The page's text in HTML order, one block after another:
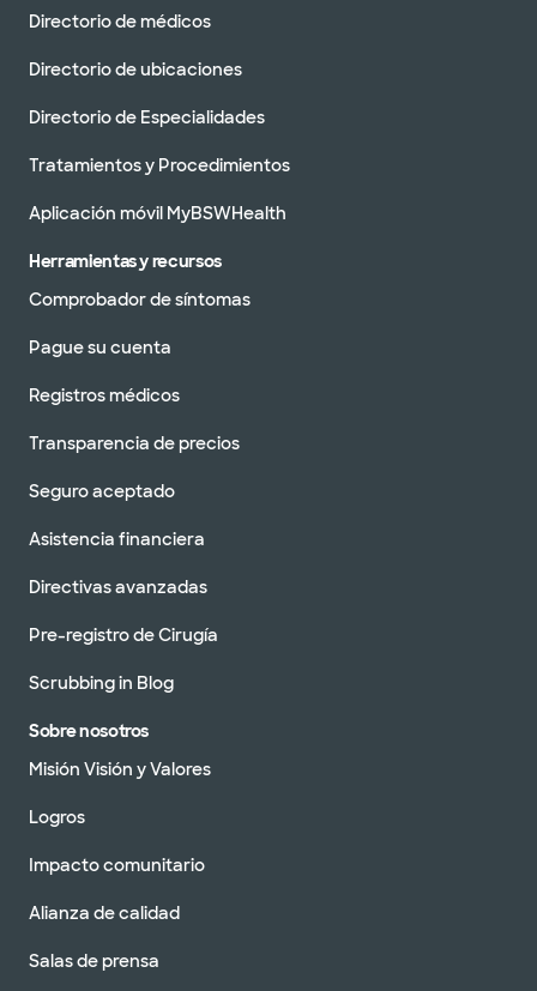
Directorio de médicos
Directorio de ubicaciones
Directorio de Especialidades
Tratamientos y Procedimientos
Aplicación móvil MyBSWHealth
Herramientas y recursos
Comprobador de síntomas
Pague su cuenta
Registros médicos
Transparencia de precios
Seguro aceptado
Asistencia financiera
Directivas avanzadas
Pre-registro de Cirugía
Scrubbing in Blog
Sobre nosotros
Misión Visión y Valores
Logros
Impacto comunitario
Alianza de calidad
Salas de prensa